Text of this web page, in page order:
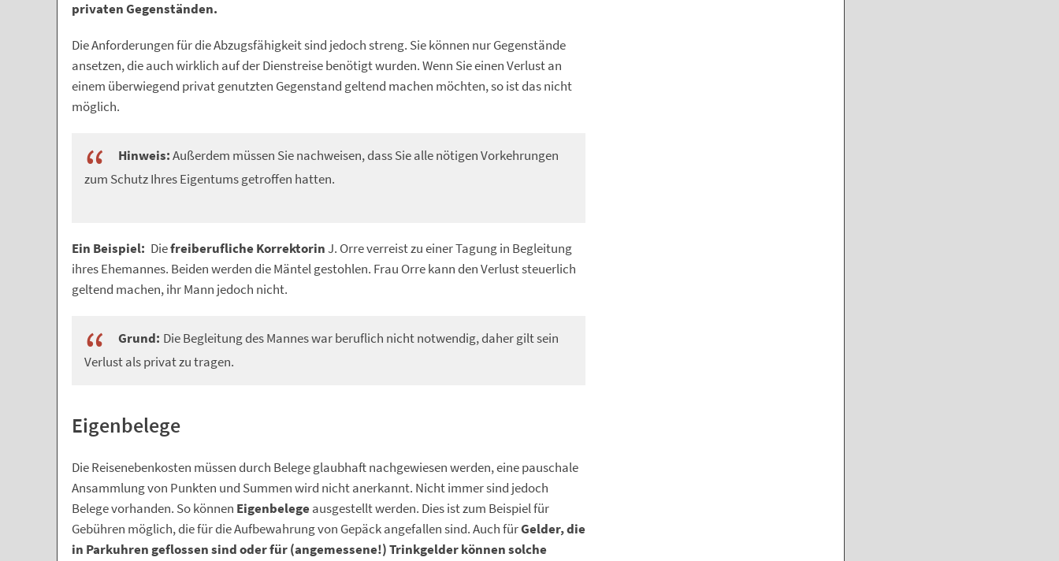
privaten Gegenständen.
Die Anforderungen für die Abzugsfähigkeit sind jedoch streng. Sie können nur Gegenstände
ansetzen, die auch wirklich auf der Dienstreise benötigt wurden. Wenn Sie einen Verlust an
einem überwiegend privat genutzten Gegenstand geltend machen möchten, so ist das nicht
möglich.
Hinweis:Außerdem müssen Sie nachweisen, dass Sie alle nötigen Vorkehrungen
zum Schutz Ihres Eigentums getroffen hatten.
Ein Beispiel: Diefreiberufliche KorrektorinJ. Orre verreist zu einer Tagung in Begleitung
ihres Ehemannes. Beiden werden die Mäntel gestohlen. Frau Orre kann den Verlust steuerlich
geltend machen, ihr Mann jedoch nicht.
Grund: Die Begleitung des Mannes war beruflich nicht notwendig, daher gilt sein
Verlust als privat zu tragen.
Eigenbelege
Die Reisenebenkosten müssen durch Belege glaubhaft nachgewiesen werden, eine pauschale
Ansammlung von Punkten und Summen wird nicht anerkannt. Nicht immer sind jedoch
Belege vorhanden. So können Eigenbelegeausgestellt werden. Dies ist zum Beispiel für
Gebühren möglich, die für die Aufbewahrung von Gepäck angefallen sind. Auch fürGelder, die
in Parkuhren geflossen sind oder für (angemessene!) Trinkgelder können solche